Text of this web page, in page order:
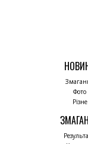
Фото
Різне